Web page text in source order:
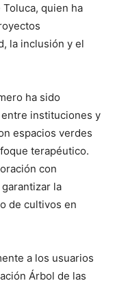
quien ha
la inclusión y el
ha sido
instituciones y
espacios verdes
terapéutico.
con
la
de cultivos en
a los usuarios
Árbol de las